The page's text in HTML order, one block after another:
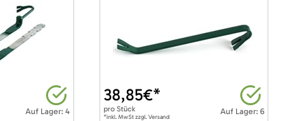
Auf Lager: 4 Auf Lager: 6
38,85€*
pro Stück
*inkl. MwSt zzgl. Versand